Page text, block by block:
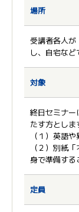
場所
受講者各人
し、自宅など
対象
終日セミナー
たす方としま
（１）英語
（２）別紙
身で準備する
定員